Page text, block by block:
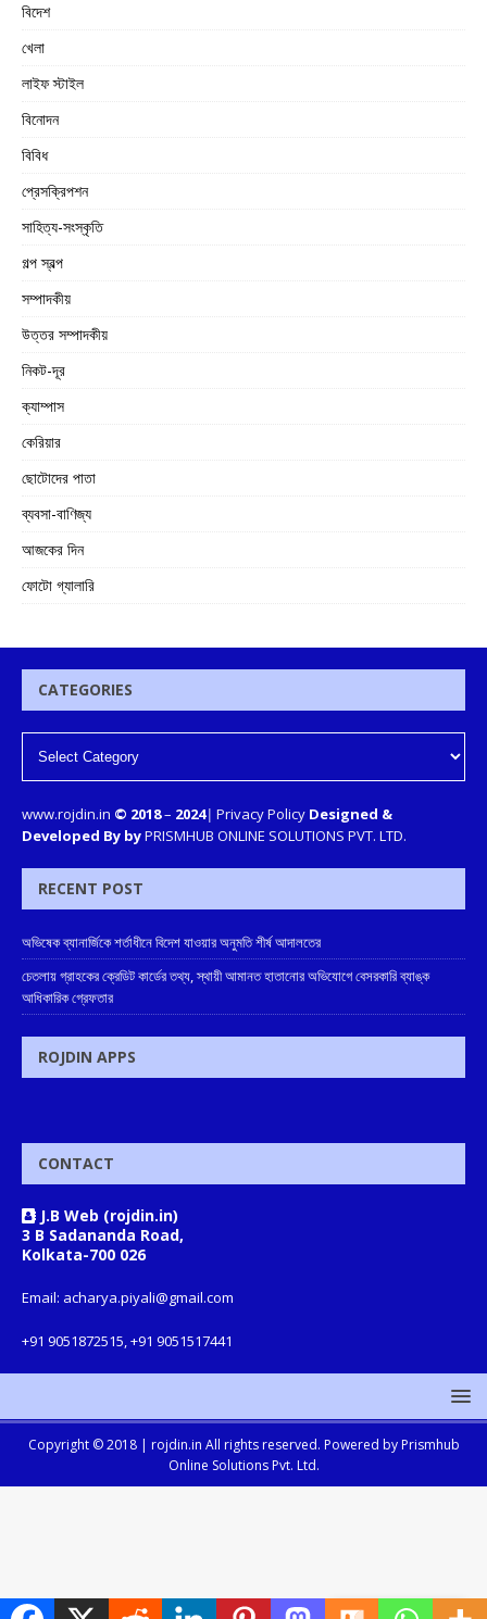
বিদেশ
খেলা
লাইফ স্টাইল
বিনোদন
বিবিধ
প্রেসক্রিপশন
সাহিত্য-সংস্কৃতি
গল্প স্বল্প
সম্পাদকীয়
উত্তর সম্পাদকীয়
নিকট-দূর
ক্যাম্পাস
কেরিয়ার
ছোটোদের পাতা
ব্যবসা-বাণিজ্য
আজকের দিন
ফোটো গ্যালারি
CATEGORIES
www.rojdin.in © 2018– 2024| Privacy Policy Designed &
Developed By byPRISMHUB ONLINE SOLUTIONS PVT. LTD.
RECENT POST
অভিষেক ব্যানার্জিকে শর্তাধীনে বিদেশ যাওয়ার অনুমতি শীর্ষ আদালতের
চেতলায় গ্রাহকের ক্রেডিট কার্ডের তথ্য, স্থায়ী আমানত হাতানোর অভিযোগে বেসরকারি ব্যাঙ্ক
আধিকারিক গ্রেফতার
ROJDIN APPS
CONTACT
J.B Web (rojdin.in)
3 B Sadananda Road,
Kolkata-700 026
Email: acharya.piyali@gmail.com
+91 9051872515, +91 9051517441
Copyright © 2018 | rojdin.in All rights reserved. Powered by Prismhub
Online Solutions Pvt. Ltd.